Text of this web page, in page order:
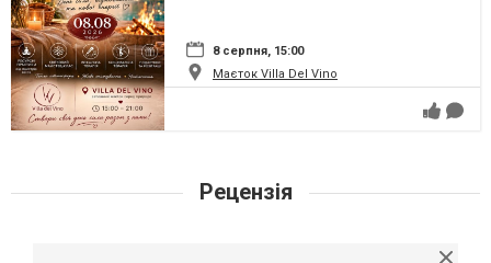
8 серпня, 15:00
Маєток Villa Del Vino
Рецензія